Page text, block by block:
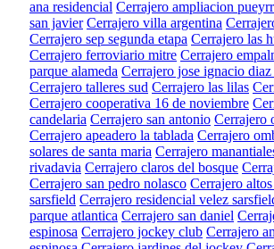
ana residencial Cerrajero ampliacion
san javier Cerrajero villa argentina
Cerrajero sep segunda etapa Cerrajero las
Cerrajero ferroviario mitre Cerrajero
parque alameda Cerrajero jose ignacio diaz
Cerrajero talleres sud Cerrajero las lilas
Cerrajero cooperativa 16 de noviembre
candelaria Cerrajero san antonio Cerrajero
Cerrajero apeadero la tablada Cerrajero
solares de santa maria Cerrajero
rivadavia Cerrajero claros del bosque
Cerrajero san pedro nolasco Cerrajero
sarsfield Cerrajero residencial velez
parque atlantica Cerrajero san daniel
espinosa Cerrajero jockey club Cerrajero